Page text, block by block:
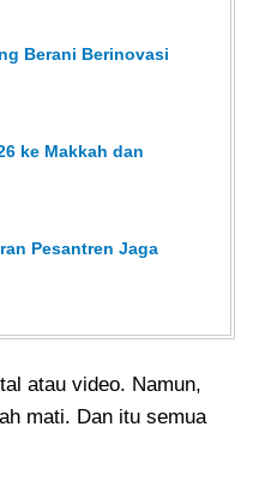
Berani Berinovasi
ke Makkah dan
Pesantren Jaga
atau video. Namun,
mati. Dan itu semua